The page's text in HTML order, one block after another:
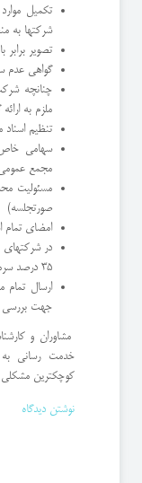
تکمیل
شرکتها به
تصویر برابر
گواهی عدم
چنانچه
ملزم به
تنظیم
سهامی
مجمع
مسئولیت
صورتجلسه)
امضای تمام
در شرکتهای
35 درصد سرمایه اولیه و ارائه مدارک مربوط
ارسال تمام
جهت بررسی
مشاوران و
خدمت رسانی
کوچکترین مشکلی
نوشتن دیدگاه